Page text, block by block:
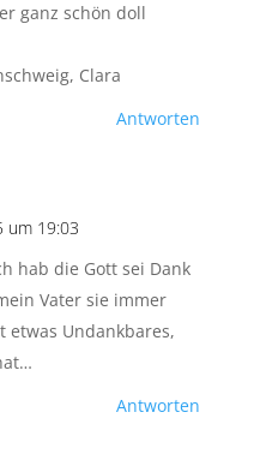
ganz schön doll
Clara
Antworten
um 19:03
hab die Gott sei Dank
Vater sie immer
etwas Undankbares,
Antworten